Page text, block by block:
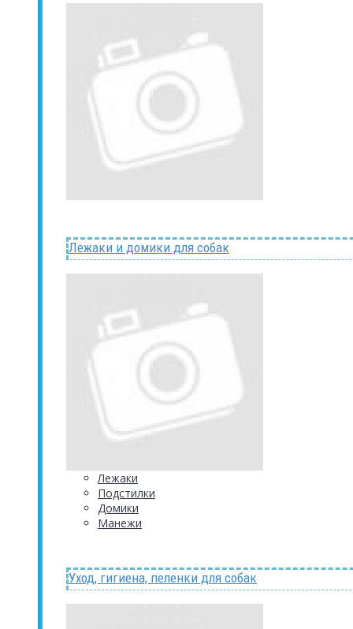
Лежаки и домики для собак
Лежаки
Подстилки
Домики
Манежи
Уход, гигиена, пеленки для собак